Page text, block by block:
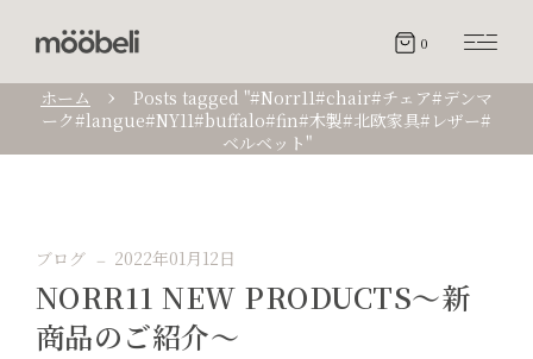
0
ホーム
Posts tagged "#Norr11#chair#チェア#デンマ
ーク#langue#NY11#buffalo#fin#木製#北欧家具#レザー#
ベルベット"
ブログ 2022年01月12日
NORR11 NEW PRODUCTS〜新
商品のご紹介〜